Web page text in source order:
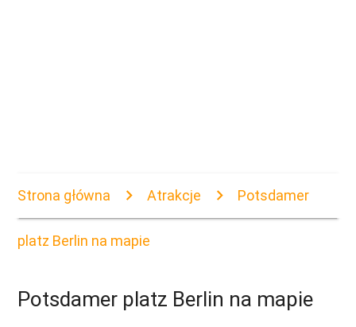
Strona główna Atrakcje Potsdamer
platz Berlin na mapie
Potsdamer platz Berlin na mapie